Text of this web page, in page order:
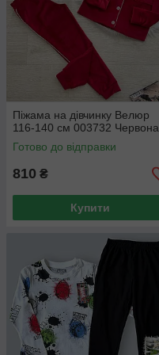
Піжама на дівчинку Велюр
116-140 см 003732 Червона
Готово до відправки
810 ₴
Купити